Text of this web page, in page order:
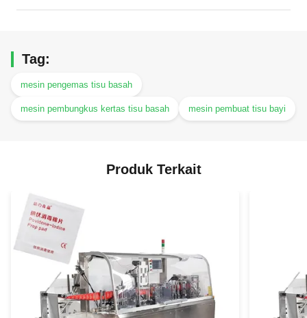
Tag:
mesin pengemas tisu basah
mesin pembungkus kertas tisu basah mesin pembuat tisu bayi
Produk Terkait